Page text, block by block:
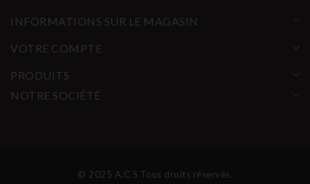
INFORMATIONS SUR LE MAGASIN
VOTRE COMPTE
PRODUITS
NOTRE SOCIÉTÉ
© 2025 A.C.S Tous droits réservés.